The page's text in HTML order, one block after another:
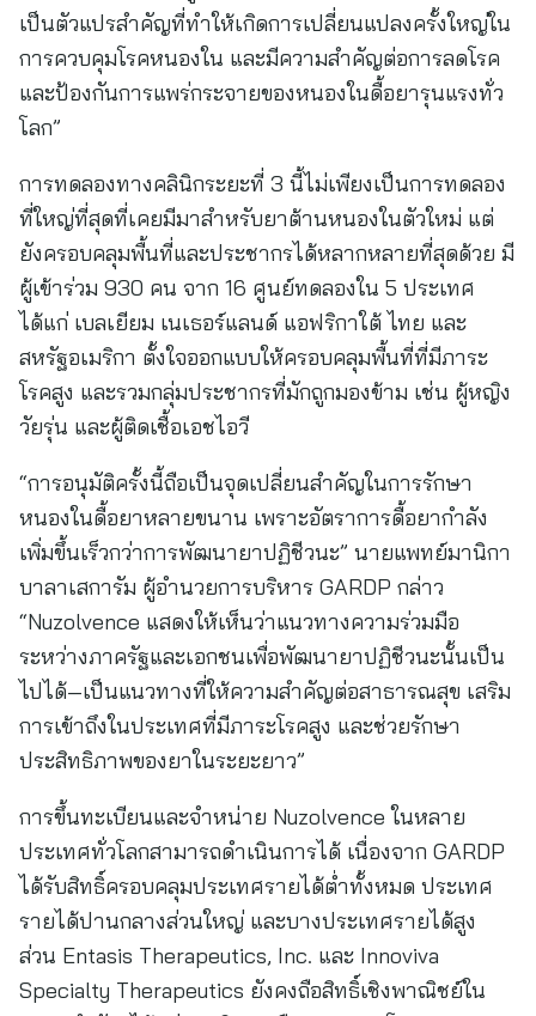
เป็นตัวแปรสำคัญที่ทำให้เกิดการเปลี่ยนแปลงครั้งใหญ่ใน
การควบคุมโรคหนองใน และมีความสำคัญต่อการลดโรค
และป้องกันการแพร่กระจายของหนองในดื้อยารุนแรงทั่ว
โลก”
การทดลองทางคลินิกระยะที่ 3 นี้ไม่เพียงเป็นการทดลอง
ที่ใหญ่ที่สุดที่เคยมีมาสำหรับยาต้านหนองในตัวใหม่ แต่
ยังครอบคลุมพื้นที่และประชากรได้หลากหลายที่สุดด้วย มี
ผู้เข้าร่วม 930 คน จาก 16 ศูนย์ทดลองใน 5 ประเทศ
ได้แก่ เบลเยียม เนเธอร์แลนด์ แอฟริกาใต้ ไทย และ
สหรัฐอเมริกา ตั้งใจออกแบบให้ครอบคลุมพื้นที่ที่มีภาระ
โรคสูง และรวมกลุ่มประชากรที่มักถูกมองข้าม เช่น ผู้หญิง
วัยรุ่น และผู้ติดเชื้อเอชไอวี
“การอนุมัติครั้งนี้ถือเป็นจุดเปลี่ยนสำคัญในการรักษา
หนองในดื้อยาหลายขนาน เพราะอัตราการดื้อยากำลัง
เพิ่มขึ้นเร็วกว่าการพัฒนายาปฏิชีวนะ” นายแพทย์มานิกา
บาลาเสการัม ผู้อำนวยการบริหาร GARDP กล่าว
“Nuzolvence แสดงให้เห็นว่าแนวทางความร่วมมือ
ระหว่างภาครัฐและเอกชนเพื่อพัฒนายาปฏิชีวนะนั้นเป็น
ไปได้—เป็นแนวทางที่ให้ความสำคัญต่อสาธารณสุข เสริม
การเข้าถึงในประเทศที่มีภาระโรคสูง และช่วยรักษา
ประสิทธิภาพของยาในระยะยาว”
การขึ้นทะเบียนและจำหน่าย Nuzolvence ในหลาย
ประเทศทั่วโลกสามารถดำเนินการได้ เนื่องจาก GARDP
ได้รับสิทธิ์ครอบคลุมประเทศรายได้ต่ำทั้งหมด ประเทศ
รายได้ปานกลางส่วนใหญ่ และบางประเทศรายได้สูง
ส่วน Entasis Therapeutics, Inc. และ Innoviva
Specialty Therapeutics ยังคงถือสิทธิ์เชิงพาณิชย์ใน